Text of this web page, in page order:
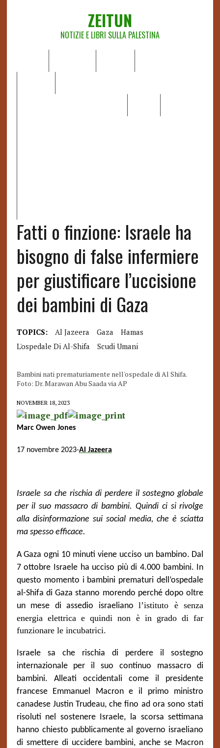
ZEITUN
NOTIZIE E LIBRI SULLA PALESTINA
Fatti o finzione: Israele ha
bisogno di false infermiere
per giustificare l’uccisione
dei bambini di Gaza
TOPICS: Al Jazeera Gaza
Hamas
L'ospedale Di Al-Shifa
Scudi Umani
Bambini nati prematuriamente nell'ospedale di Al Shifa.
Foto: Dr. Marawan Abu Saada via AP
NOVEMBER 18, 2023
Marc Owen Jones
17 novembre 2023-Al Jazeera
Israele sa che rischia di perdere il sostegno globale
per il suo massacro di bambini. Quindi ci si rivolge
alla disinformazione sui social media, che è sciatta
ma spesso efficace.
A Gaza ogni 10 minuti viene ucciso un bambino. Dal
7 ottobre Israele ha ucciso più di 4.000 bambini. In
questo momento i bambini prematuri dell’ospedale
al-Shifa di Gaza stanno morendo perché dopo oltre
un mese di assedio israeliano l’istituto è senza
energia elettrica e quindi non è in grado di far
funzionare le incubatrici.
Israele sa che rischia di perdere il sostegno
internazionale per il suo continuo massacro di
bambini. Alleati occidentali come il presidente
francese Emmanuel Macron e il primo ministro
canadese Justin Trudeau, che fino ad ora sono stati
risoluti nel sostenere Israele, la scorsa settimana
hanno chiesto pubblicamente al governo israeliano
di smettere di uccidere bambini, anche se Macron